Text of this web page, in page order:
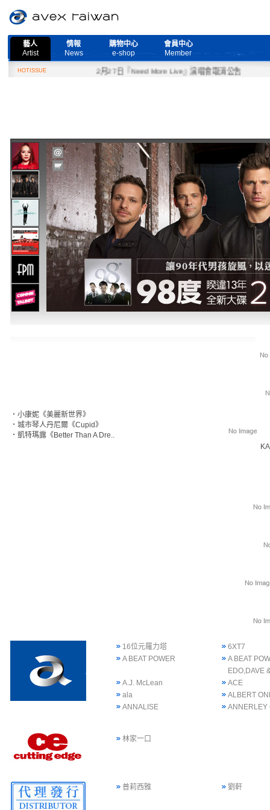
藝人
Artist
情報
News
購物中心
e-shop
會員中心
Member
HOTISSUE 2月27日『Need More Live』演唱會取消公告
‧ 小康妮《美麗新世界》
‧ 城市琴人丹尼爾《Cupid》
‧ 凱特瑪露《Better Than A Dre..
16位元羅力塔
6XT7
A BEAT POWER
A BEAT
EDO,DAVE
A.J. McLean
ACE
ala
ALBERT
ANNALISE
ANNERLEY
林家一口
普莉西雅 劉軒